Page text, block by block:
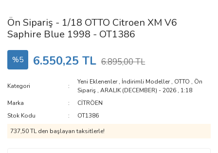
Ön Sipariş - 1/18 OTTO Citroen XM V6
Saphire Blue 1998 - OT1386
%5 6.550,25 TL 6.895,00 TL
Kategori
Yeni Eklenenler, İndirimli Modeller, OTTO , Ön
Sipariş ,ARALIK (DECEMBER) - 2026 , 1:18
Marka
CİTRÖEN
Stok Kodu
OT1386
737,50 TL den başlayan taksitlerle!